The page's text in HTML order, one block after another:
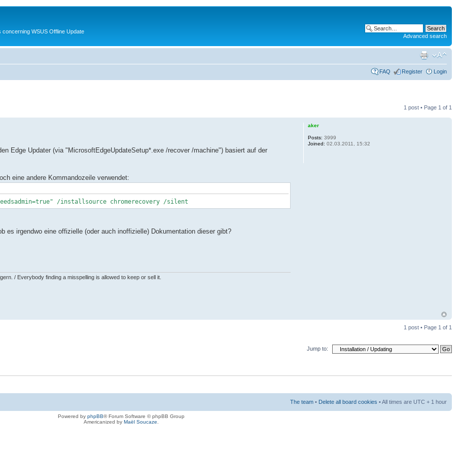
WSUS Offline Update
Advanced search
FAQ Register Login
1 post • Page 1 of 1
Edge Updater (via "MicrosoftEdgeUpdateSetup*.exe /recover /machine") basiert auf der
eine andere Kommandozeile verwendet:
/installsource chromerecovery /silent
es irgendwo eine offizielle (oder auch inoffizielle) Dokumentation dieser gibt?
/ Everybody finding a misspelling is allowed to keep or sell it.
aker
Posts: 3999
Joined: 02.03.2011, 15:32
1 post • Page 1 of 1
Jump to:
The team • Delete all board cookies • All times are UTC + 1 hour
Powered by phpBB® Forum Software © phpBB Group
Americanized by Maël Soucaze